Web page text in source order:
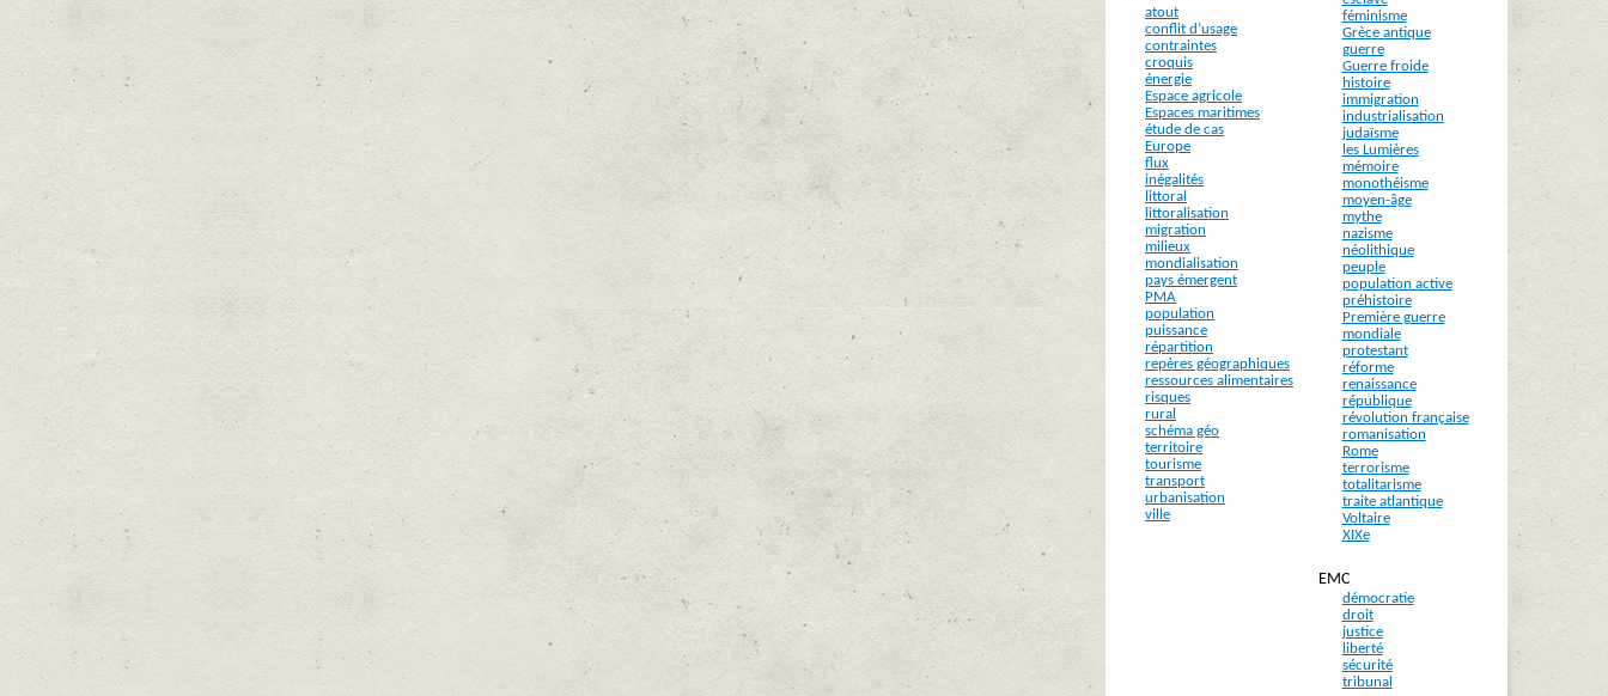
féminisme
Grèce antique
guerre
Guerre froide
histoire
immigration
industrialisation
judaïsme
les Lumières
mémoire
monothéisme
moyen-âge
mythe
nazisme
néolithique
peuple
population active
préhistoire
Première guerre
mondiale
protestant
réforme
renaissance
république
révolution française
romanisation
Rome
terrorisme
totalitarisme
traite atlantique
Voltaire
XIXe
atout
conflit d’usage
contraintes
croquis
énergie
Espace agricole
Espaces maritimes
étude de cas
Europe
flux
inégalités
littoral
littoralisation
migration
milieux
mondialisation
pays émergent
PMA
population
puissance
répartition
repères géographiques
ressources alimentaires
risques
rural
schéma géo
territoire
tourisme
transport
urbanisation
ville
EMC
démocratie
droit
justice
liberté
sécurité
tribunal